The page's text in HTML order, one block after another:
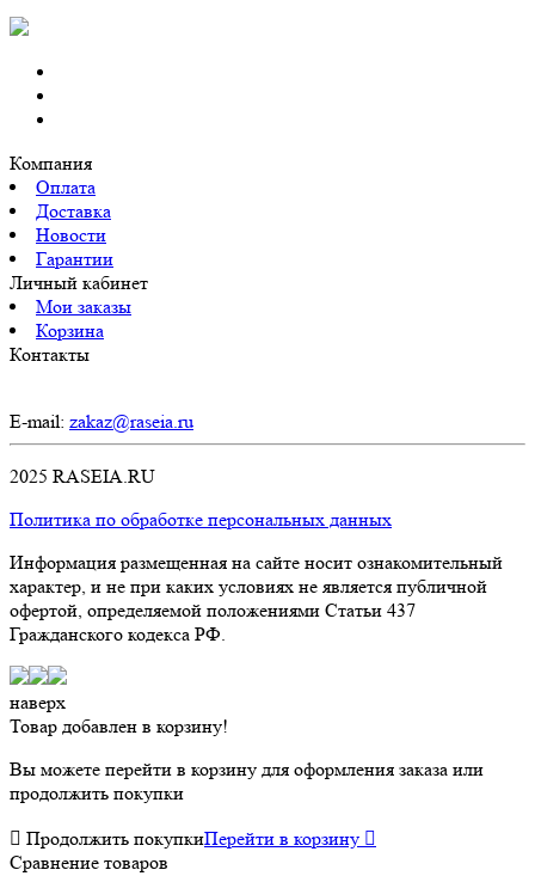
Компания
Оплата
Доставка
Новости
Гарантии
Личный кабинет
Мои заказы
Корзина
Контакты
E-mail: zakaz@raseia.ru
2025 RASEIA.RU
Политика по обработке персональных данных
Информация размещенная на сайте носит ознакомительный
характер, и не при каких условиях не является публичной
офертой, определяемой положениями Статьи 437
Гражданского кодекса РФ.
наверх
Товар добавлен в корзину!
Вы можете перейти в корзину для оформления заказа или
продолжить покупки
 Продолжить покупкиПерейти в корзину 
Сравнение товаров